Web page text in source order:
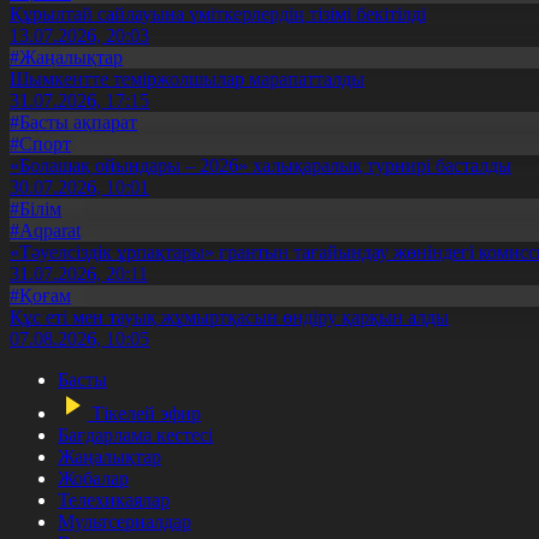
Құрылтай сайлауына үміткерлердің тізімі бекітілді
13.07.2026, 20:03
#Жаңалықтар
Шымкентте теміржолшылар марапатталды
31.07.2026, 17:15
#Басты ақпарат
#Спорт
«Болашақ ойындары – 2026» халықаралық турнирі басталды
30.07.2026, 10:01
#Білім
#Aqparat
«Тәуелсіздік ұрпақтары» грантын тағайындау жөніндегі
31.07.2026, 20:11
#Қоғам
Құс еті мен тауық жұмыртқасын өндіру қарқын алды
07.08.2026, 10:05
Басты
Тікелей эфир
Бағдарлама кестесі
Жаңалықтар
Жобалар
Телехикаялар
Мультсериалдар